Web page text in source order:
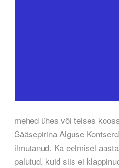
mehed ühes või teises
Sääsepirina Alguse
ilmutanud. Ka eelmisel
palutud, kuid siis ei